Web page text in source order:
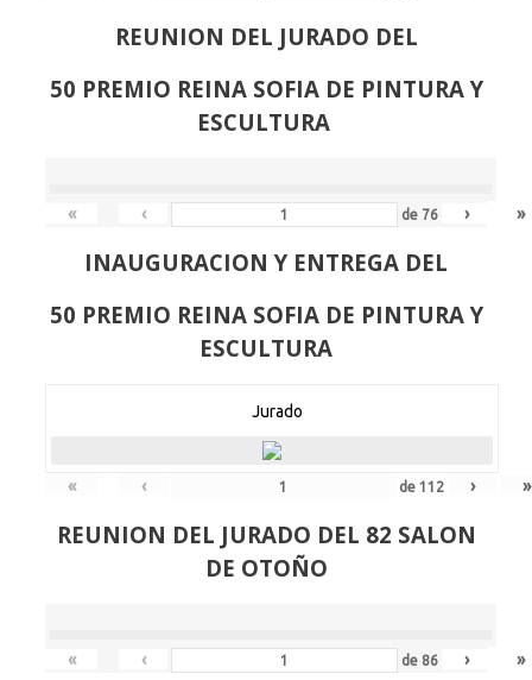
REUNION DEL JURADO DEL
50 PREMIO REINA SOFIA DE PINTURA Y
ESCULTURA
« ‹ de 76 › »
INAUGURACION Y ENTREGA DEL
50 PREMIO REINA SOFIA DE PINTURA Y
ESCULTURA
Jurado
« ‹ de112 › »
REUNION DEL JURADO DEL 82 SALON
DE OTOÑO
« ‹ de 86 › »